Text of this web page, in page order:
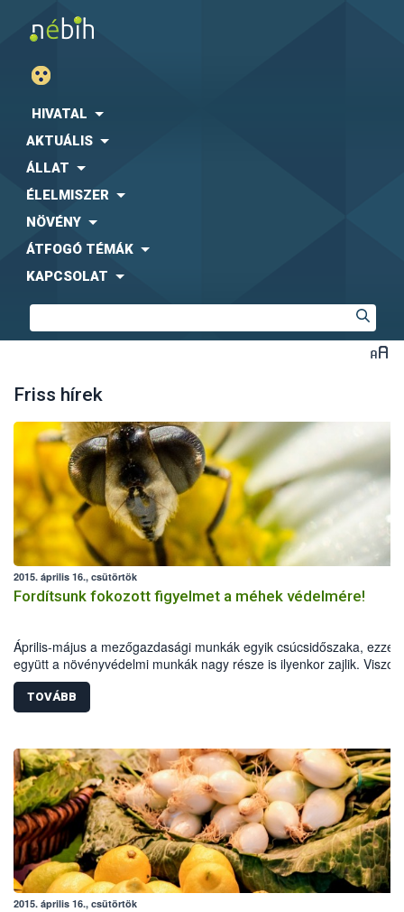
HIVATAL
AKTUÁLIS
ÁLLAT
ÉLELMISZER
NÖVÉNY
ÁTFOGÓ TÉMÁK
KAPCSOLAT
Friss hírek
2015. április 16., csütörtök
Fordítsunk fokozott figyelmet a méhek védelmére!
Április-május a mezőgazdasági munkák egyik csúcsidőszaka, ezzel
együtt a növényvédelmi munkák nagy része is ilyenkor zajlik. Viszont
ebben az időszakban virágzik termesztett növényeink jelentős
TOVÁBB
2015. április 16., csütörtök